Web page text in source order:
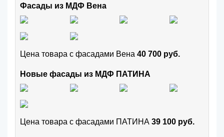
Фасады из МДФ Вена
Цена товара с фасадами Вена 40 700 руб.
Новые фасады из МДФ ПАТИНА
Цена товара с фасадами ПАТИНА 39 100 руб.